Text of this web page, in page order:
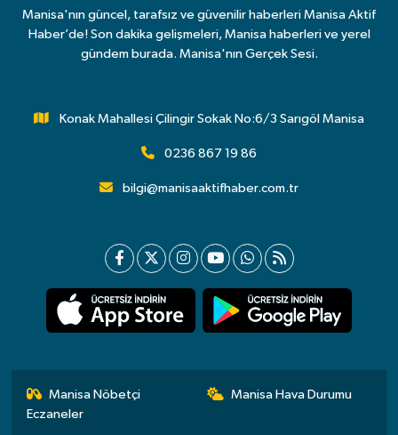
Manisa'nın güncel, tarafsız ve güvenilir haberleri Manisa Aktif
Haber’de! Son dakika gelişmeleri, Manisa haberleri ve yerel
gündem burada. Manisa'nın Gerçek Sesi.
Konak Mahallesi Çilingir Sokak No:6/3 Sarıgöl Manisa
0236 867 19 86
bilgi@manisaaktifhaber.com.tr
Manisa Nöbetçi
Eczaneler
Manisa Hava Durumu